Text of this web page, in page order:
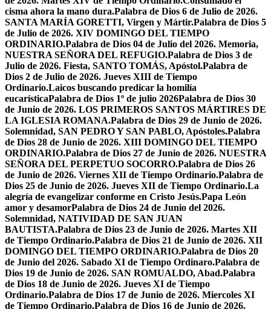
cisma ahora la mano dura.Palabra de Dios 6 de Julio de 2026.
SANTA MARÍA GORETTI, Virgen y Mártir.Palabra de Dios 5
de Julio de 2026. XIV DOMINGO DEL TIEMPO
ORDINARIO.Palabra de Dios 04 de Julio del 2026. Memoria,
NUESTRA SEÑORA DEL REFUGIO.Palabra de Dios 3 de
Julio de 2026. Fiesta, SANTO TOMÁS, Apóstol.Palabra de
Dios 2 de Julio de 2026. Jueves XIII de Tiempo
Ordinario.Laicos buscando predicar la homilía
eucarísticaPalabra de Dios 1º de julio 2026Palabra de Dios 30
de Junio de 2026. LOS PRIMEROS SANTOS MÁRTIRES DE
LA IGLESIA ROMANA.Palabra de Dios 29 de Junio de 2026.
Solemnidad, SAN PEDRO Y SAN PABLO, Apóstoles.Palabra
de Dios 28 de Junio de 2026. XIII DOMINGO DEL TIEMPO
ORDINARIO.Palabra de Dios 27 de Junio de 2026. NUESTRA
SEÑORA DEL PERPETUO SOCORRO.Palabra de Dios 26
de Junio de 2026. Viernes XII de Tiempo Ordinario.Palabra de
Dios 25 de Junio de 2026. Jueves XII de Tiempo Ordinario.La
alegría de evangelizar conforme en Cristo Jesús.Papa León
amor y desamorPalabra de Dios 24 de Junio del 2026.
Solemnidad, NATIVIDAD DE SAN JUAN
BAUTISTA.Palabra de Dios 23 de Junio de 2026. Martes XII
de Tiempo Ordinario.Palabra de Dios 21 de Junio de 2026. XII
DOMINGO DEL TIEMPO ORDINARIO.Palabra de Dios 20
de Junio del 2026. Sabado XI de Tiempo Ordinaro.Palabra de
Dios 19 de Junio de 2026. SAN ROMUALDO, Abad.Palabra
de Dios 18 de Junio de 2026. Jueves XI de Tiempo
Ordinario.Palabra de Dios 17 de Junio de 2026. Miercoles XI
de Tiempo Ordinario.Palabra de Dios 16 de Junio de 2026.